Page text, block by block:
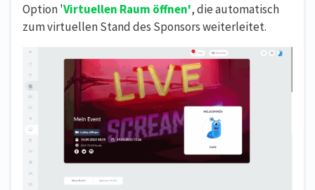
Option 'Virtuellen Raum öffnen', die automatisch
zum virtuellen Stand des Sponsors weiterleitet.